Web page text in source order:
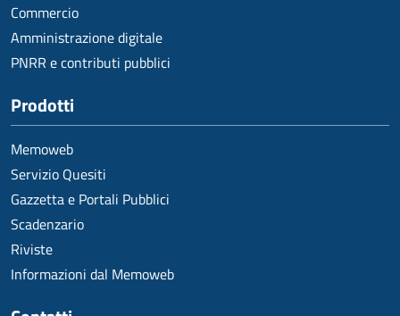
Commercio
Amministrazione digitale
PNRR e contributi pubblici
Prodotti
Memoweb
Servizio Quesiti
Gazzetta e Portali Pubblici
Scadenzario
Riviste
Informazioni dal Memoweb